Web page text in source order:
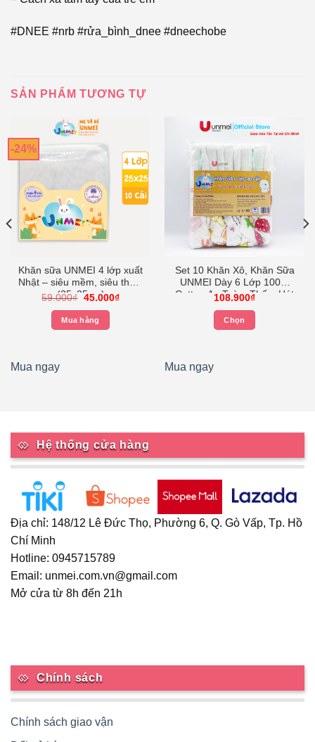
#DNEE #nrb #rửa_bình_dnee #dneechobe
SẢN PHẨM TƯƠNG TỰ
-24%
Khăn sữa UNMEI 4 lớp xuất
Nhật – siêu mềm, siêu thấm
(25x25cm)
59.000₫ Giá
là:
59.000₫.
45.000₫Giá
Mua hàng
Mua ngay
Set 10 Khăn Xô, Khăn Sữa
UNMEI Dày 6 Lớp 100%
Cotton An Toàn, Thấm Hút
Sinh (5 Khăn Xô Trắng
KT25x25cm, 5 Khăn Xô
108.900₫
Chọn
chọn
thể
chọn
Mua ngay
Hệ thống cửa hàng
Địa chỉ: 148/12 Lê Đức Thọ, Phường 6, Q. Gò Vấp, Tp. Hồ
Chí Minh
Hotline: 0945715789
Email: unmei.com.vn@gmail.com
Mở cửa từ 8h đến 21h
Chính sách
Chính sách giao vận